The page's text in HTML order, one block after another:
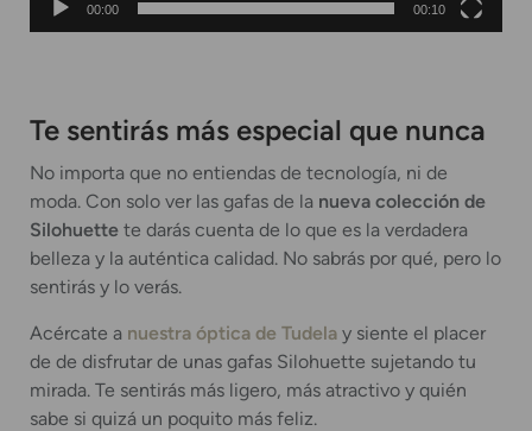
00:00 00:10
Te sentirás más especial que nunca
No importa que no entiendas de tecnología, ni de
moda. Con solo ver las gafas de la nueva colección de
Silohuette te darás cuenta de lo que es la verdadera
belleza y la auténtica calidad. No sabrás por qué, pero lo
sentirás y lo verás.
Acércate a nuestra óptica de Tudela y siente el placer
de de disfrutar de unas gafas Silohuette sujetando tu
mirada. Te sentirás más ligero, más atractivo y quién
sabe si quizá un poquito más feliz.